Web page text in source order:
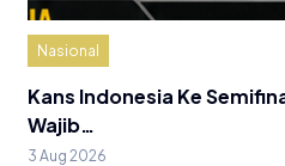
Nasional
Kans Indonesia Ke
Wajib…
3 Aug 2026